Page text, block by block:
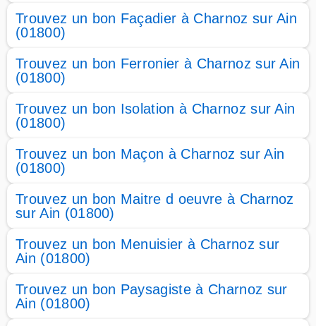
Trouvez un bon Façadier à Charnoz sur Ain
(01800)
Trouvez un bon Ferronier à Charnoz sur Ain
(01800)
Trouvez un bon Isolation à Charnoz sur Ain
(01800)
Trouvez un bon Maçon à Charnoz sur Ain
(01800)
Trouvez un bon Maitre d oeuvre à Charnoz
sur Ain (01800)
Trouvez un bon Menuisier à Charnoz sur
Ain (01800)
Trouvez un bon Paysagiste à Charnoz sur
Ain (01800)